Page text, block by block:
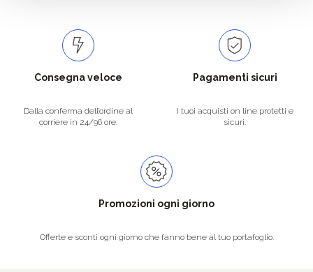
Consegna veloce
Dalla conferma dell’ordine al
corriere in 24/96 ore.
Pagamenti sicuri
I tuoi acquisti on line protetti e
sicuri.
Promozioni ogni giorno
Offerte e sconti ogni giorno che fanno bene al tuo portafoglio.